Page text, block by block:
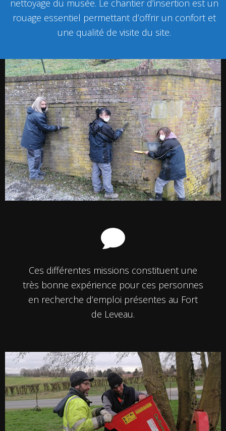
nettoyage du musée. Le chantier d’insertion est un
rouage essentiel permettant d’offrir un confort et
une qualité de visite du site.
Ces différentes missions constituent une
très bonne expérience pour ces personnes
en recherche d’emploi présentes au Fort
de Leveau.